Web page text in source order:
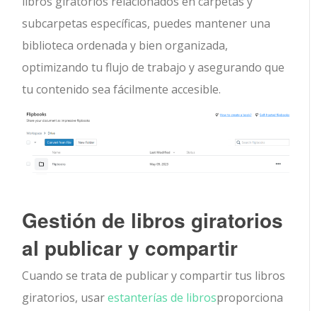
subcarpetas específicas, puedes mantener una
biblioteca ordenada y bien organizada,
optimizando tu flujo de trabajo y asegurando que
tu contenido sea fácilmente accesible.
Gestión de libros giratorios
al publicar y compartir
Cuando se trata de publicar y compartir tus libros
giratorios, usarestanterías de librosproporciona